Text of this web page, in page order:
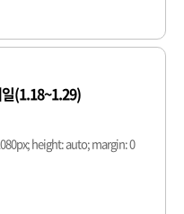
(1.18~1.29)
height: auto; margin: 0